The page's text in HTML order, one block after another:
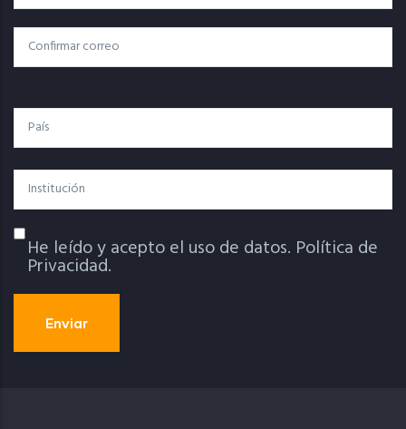
Electrónico
Confirmar Correo
País
Institución
Política De Privacidad
He leído y acepto el uso de datos. Política de
Privacidad.